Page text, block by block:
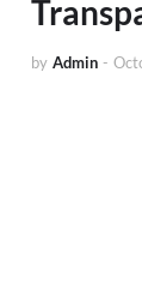
by Admin -